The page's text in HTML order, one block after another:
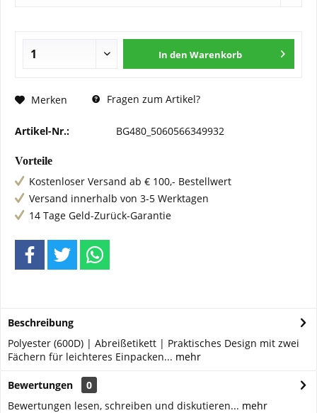
In den Warenkorb
Merken Fragen zum Artikel?
Artikel-Nr.: BG480_5060566349932
Vorteile
Kostenloser Versand ab € 100,- Bestellwert
Versand innerhalb von 3-5 Werktagen
14 Tage Geld-Zurück-Garantie
Beschreibung
Polyester (600D) | Abreißetikett | Praktisches Design mit zwei
Fächern für leichteres Einpacken... mehr
Bewertungen
0
Bewertungen lesen, schreiben und diskutieren... mehr